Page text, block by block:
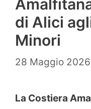
di Alici
Minori
28 Maggio 2026
La Costiera